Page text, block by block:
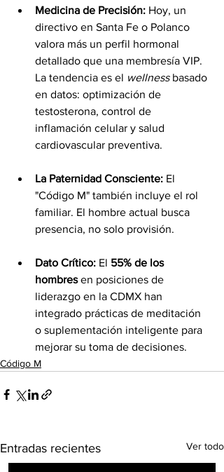
Medicina de Precisión: Hoy, un
directivo en Santa Fe o Polanco
valora más un perfil hormonal
detallado que una membresía VIP.
La tendencia es el wellness basado
en datos: optimización de
testosterona, control de
inflamación celular y salud
cardiovascular preventiva.
La Paternidad Consciente: El
"Código M" también incluye el rol
familiar. El hombre actual busca
presencia, no solo provisión.
Dato Crítico: El 55% de los
hombres en posiciones de
liderazgo en la CDMX han
integrado prácticas de meditación
o suplementación inteligente para
mejorar su toma de decisiones.
Código M
Entradas recientes Ver todo